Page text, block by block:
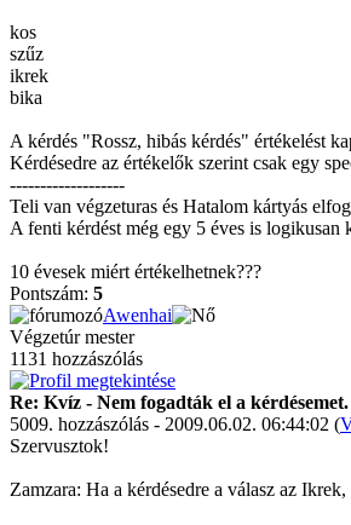
kos
szűz
ikrek
bika
A kérdés "Rossz, hibás kérdés" értékelést
Kérdésedre az értékelők szerint csak egy
-------------------
Teli van végzeturas és Hatalom kártyás
A fenti kérdést még egy 5 éves is
10 évesek miért értékelhetnek???
Pontszám: 5
Awenhai
Végzetúr mester
1131 hozzászólás
Re: Kvíz - Nem fogadták el a
5009. hozzászólás - 2009.06.02. 06:44:02 (
Szervusztok!
Zamzara: Ha a kérdésedre a válasz az